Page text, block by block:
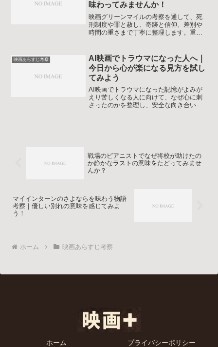
味わってみませんか！
映画グリーンマイルの考察を通して、死
刑制度や罪と赦し、奇跡と信仰、差別や
時間の重さまで丁寧に整理します。重い
よう、ネタバレ前提で深掘りしていきま
す。
映画あらすじ考察
AI映画でトラウマになった人へ｜
今日から心が楽になる見方を試し
てみよう
AI映画でトラウマになった記憶がよみが
えり苦しくなる人に向けて、なぜ心に刺
さったのかを整理し、安全な向き合い方
戦場のピアニストでなぜ将校が助けたの
か静かなラストの意味をたどってみませ
んか？
マイインターンのさよならを味わう物語
考察｜優しい別れの意味を感じてみよ
う！
ホーム 映画あらすじ考察
ホーム プライバシーポリシー